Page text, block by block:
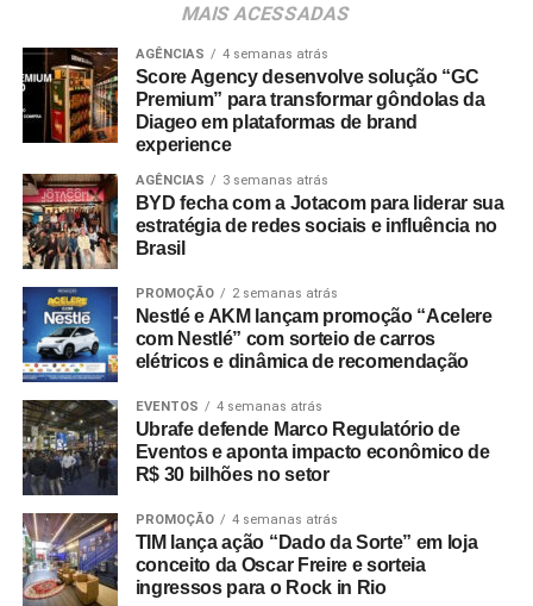
MAIS ACESSADAS
AGÊNCIAS 4 semanas atrás
Score Agency desenvolve solução “GC
Premium” para transformar gôndolas da
Diageo em plataformas de brand
experience
AGÊNCIAS 3 semanas atrás
BYD fecha com a Jotacom para liderar sua
estratégia de redes sociais e influência no
Brasil
PROMOÇÃO 2 semanas atrás
Nestlé e AKM lançam promoção “Acelere
com Nestlé” com sorteio de carros
elétricos e dinâmica de recomendação
EVENTOS 4 semanas atrás
Ubrafe defende Marco Regulatório de
Eventos e aponta impacto econômico de
R$ 30 bilhões no setor
PROMOÇÃO 4 semanas atrás
TIM lança ação “Dado da Sorte” em loja
conceito da Oscar Freire e sorteia
ingressos para o Rock in Rio